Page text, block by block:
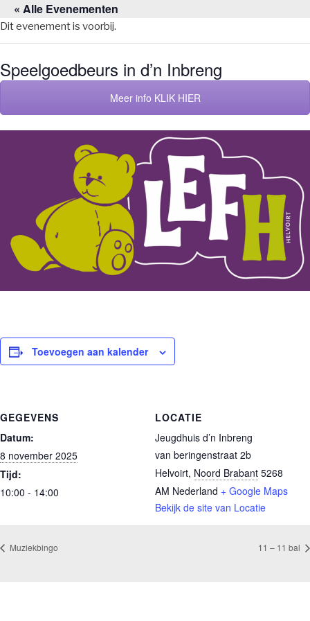
Naar
de
inhoud
« Alle Evenementen
Dit evenement is voorbij.
Speelgoedbeurs in d’n Inbreng
Meer info KLIK HIER
Toevoegen aan kalender
GEGEVENS
Datum:
8 november 2025
Tijd:
10:00 - 14:00
LOCATIE
Jeugdhuis d’n Inbreng
van beringenstraat 2b
Helvoirt, Noord Brabant 5268
AM Nederland + Google Maps
Bekijk de site van Locatie
Muziekbingo 11 – 11 bal